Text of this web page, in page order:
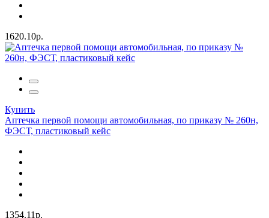
1620.10р.
Купить
Аптечка первой помощи автомобильная, по приказу № 260н,
ФЭСТ, пластиковый кейс
1354.11р.